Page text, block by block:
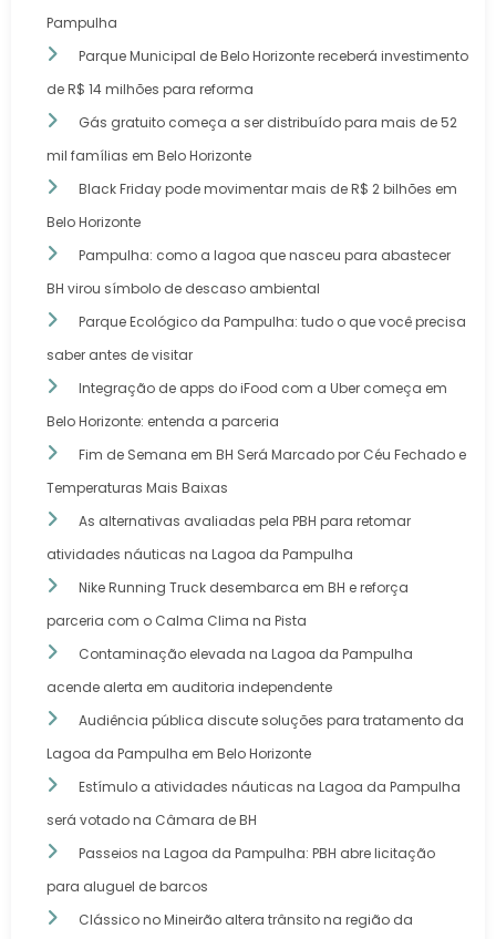
Pampulha
Parque Municipal de Belo Horizonte receberá investimento
de R$ 14 milhões para reforma
Gás gratuito começa a ser distribuído para mais de 52
mil famílias em Belo Horizonte
Black Friday pode movimentar mais de R$ 2 bilhões em
Belo Horizonte
Pampulha: como a lagoa que nasceu para abastecer
BH virou símbolo de descaso ambiental
Parque Ecológico da Pampulha: tudo o que você precisa
saber antes de visitar
Integração de apps do iFood com a Uber começa em
Belo Horizonte: entenda a parceria
Fim de Semana em BH Será Marcado por Céu Fechado e
Temperaturas Mais Baixas
As alternativas avaliadas pela PBH para retomar
atividades náuticas na Lagoa da Pampulha
Nike Running Truck desembarca em BH e reforça
parceria com o Calma Clima na Pista
Contaminação elevada na Lagoa da Pampulha
acende alerta em auditoria independente
Audiência pública discute soluções para tratamento da
Lagoa da Pampulha em Belo Horizonte
Estímulo a atividades náuticas na Lagoa da Pampulha
será votado na Câmara de BH
Passeios na Lagoa da Pampulha: PBH abre licitação
para aluguel de barcos
Clássico no Mineirão altera trânsito na região da